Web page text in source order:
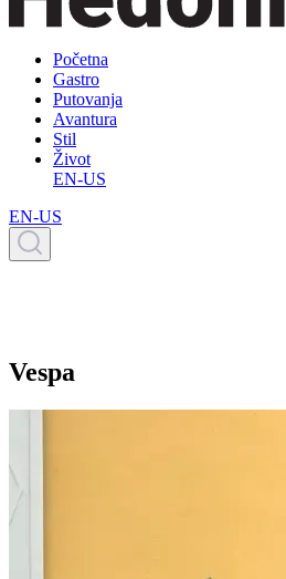
Početna
Gastro
Putovanja
Avantura
Stil
Život
EN-US
EN-US
Vespa